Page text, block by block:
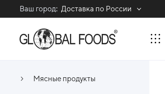
Ваш город: Доставка по России
Мясные продукты